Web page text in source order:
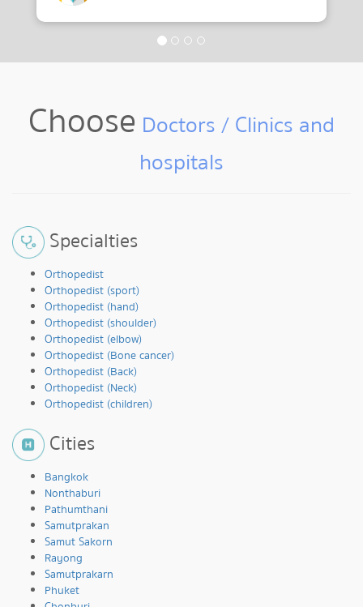
อนุสาขาเด็ก
Choose Doctors / Clinics and
hospitals
Specialties
Orthopedist
Orthopedist (sport)
Orthopedist (hand)
Orthopedist (shoulder)
Orthopedist (elbow)
Orthopedist (Bone cancer)
Orthopedist (Back)
Orthopedist (Neck)
Orthopedist (children)
Cities
Bangkok
Nonthaburi
Pathumthani
Samutprakan
Samut Sakorn
Rayong
Samutprakarn
Phuket